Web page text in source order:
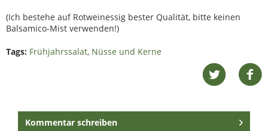
(Ich bestehe auf Rotweinessig bester Qualität, bitte keinen
Balsamico-Mist verwenden!)
Tags: Frühjahrssalat, Nüsse und Kerne
Kommentar schreiben